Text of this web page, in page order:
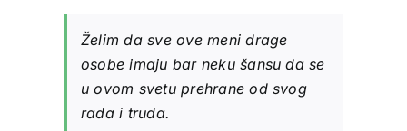
Želim da sve ove meni drage
osobe imaju bar neku šansu da se
u ovom svetu prehrane od svog
rada i truda.